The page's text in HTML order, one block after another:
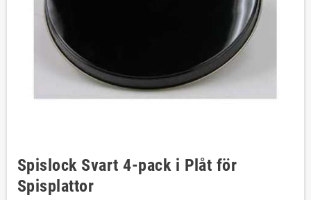
Spislock Svart 4-pack i Plåt för
Spisplattor